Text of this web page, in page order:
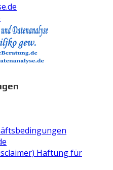
Haftung für